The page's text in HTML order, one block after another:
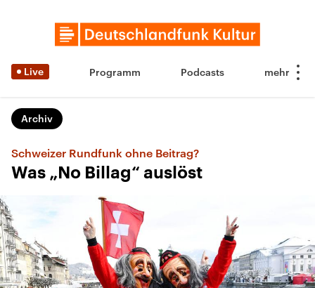
Live Programm Podcasts
Archiv
Schweizer Rundfunk ohne Beitrag?
Was „No Billag“ auslöst